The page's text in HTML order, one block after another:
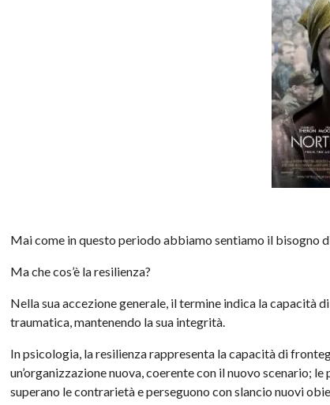
Mai come in questo periodo abbiamo sentiamo il bisogno
Ma che cos’è la resilienza?
Nella sua accezione generale, il termine indica la capacità
traumatica, mantenendo la sua integrità.
In psicologia, la resilienza rappresenta la capacità di
un’organizzazione nuova, coerente con il nuovo scenario;
superano le contrarietà e perseguono con slancio nuovi